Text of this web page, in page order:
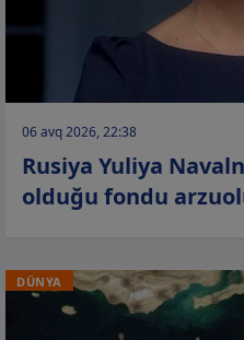
06 avq 2026, 22:38
Rusiya Yuliya
olduğu fondu
DÜNYA